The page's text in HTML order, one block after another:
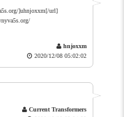
]uhnjoxxm[/url]
hnjoxxm
2020/12/08 05:02:02
Current Transformers